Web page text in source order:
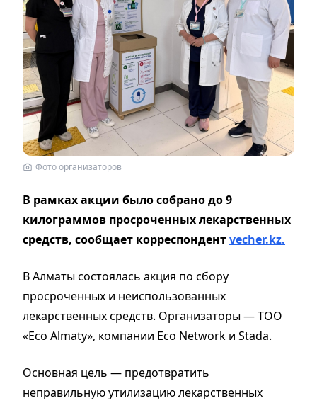
Фото организаторов
В рамках акции было собрано до 9
килограммов просроченных лекарственных
средств, сообщает корреспондентvecher.kz.
В Алматы состоялась акция по сбору
просроченных и неиспользованных
лекарственных средств. Организаторы — ТОО
«Eco Almaty», компании Eco Network и Stada.
Основная цель — предотвратить
неправильную утилизацию лекарственных